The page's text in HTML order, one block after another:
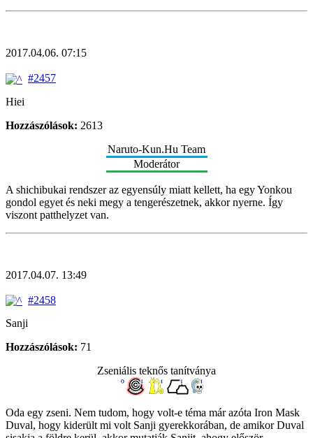
2017.04.06. 07:15
#2457
Hiei
Hozzászólások: 2613
Naruto-Kun.Hu Team
Moderátor
A shichibukai rendszer az egyensúly miatt kellett, ha egy Yonkou
gondol egyet és neki megy a tengerészetnek, akkor nyerne. Így
viszont patthelyzet van.
2017.04.07. 13:49
#2458
Sanji
Hozzászólások: 71
Zseniális teknős tanítványa
Oda egy zseni. Nem tudom, hogy volt-e téma már azóta Iron Mask
Duval, hogy kiderült mi volt Sanji gyerekkorában, de amikor Duval